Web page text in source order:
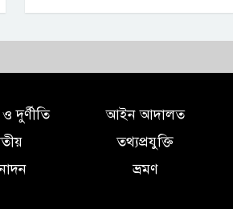
দুর্ণীতি আইন আদালত
তথ্যপ্রযুক্তি
ভ্রমণ